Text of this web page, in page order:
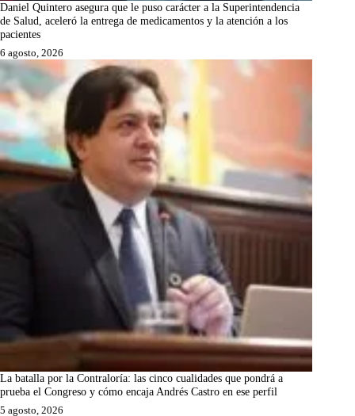
Daniel Quintero asegura que le puso carácter a la Superintendencia
de Salud, aceleró la entrega de medicamentos y la atención a los
pacientes
6 agosto, 2026
La batalla por la Contraloría: las cinco cualidades que pondrá a
prueba el Congreso y cómo encaja Andrés Castro en ese perfil
5 agosto, 2026